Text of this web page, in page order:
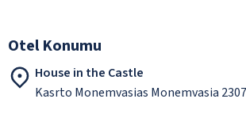
Otel Konumu
House in the Castle
Kasrto Monemvasias Monemvasia